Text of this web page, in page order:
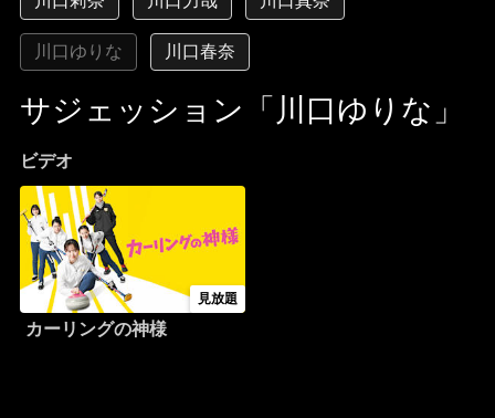
川口ゆりな 川口春奈
サジェッション「川口ゆりな」
ビデオ
見放題
カーリングの神様